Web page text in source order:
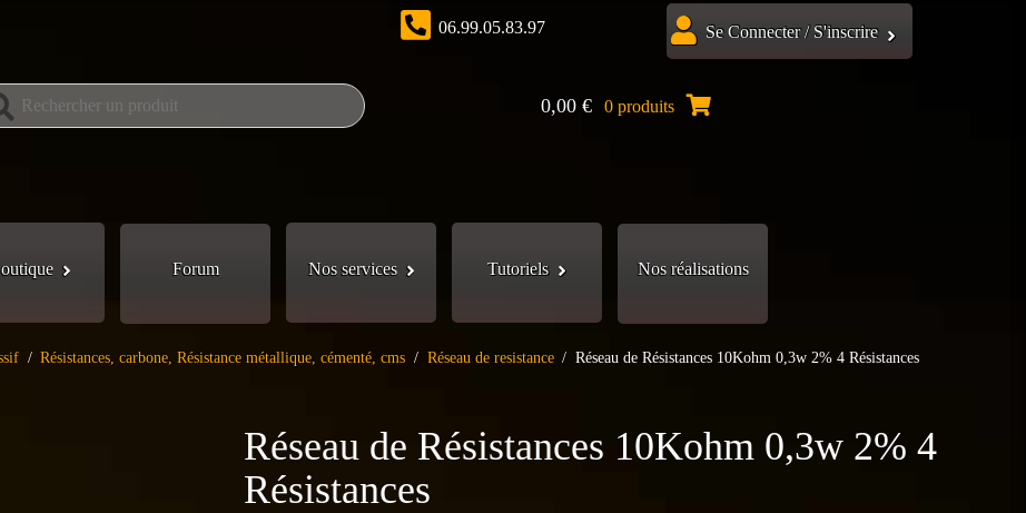
06.99.05.83.97
0,00€ 0 produits
Se Connecter / S'inscrire
Forum Nos services Tutoriels Nos réalisations
/ Résistances, carbone, Résistance métallique, cémenté, cms / Réseau de resistance / Réseau de Résistances 10Kohm 0,3w 2% 4 Résistances
Réseau de Résistances 10Kohm 0,3w 2% 4
Résistances